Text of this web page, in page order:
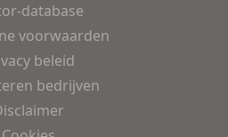
database
voorwaarden
beleid
bedrijven